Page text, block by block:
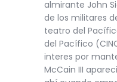
almirante John
de los militares
teatro del
del Pacífico
interes por
McCain III